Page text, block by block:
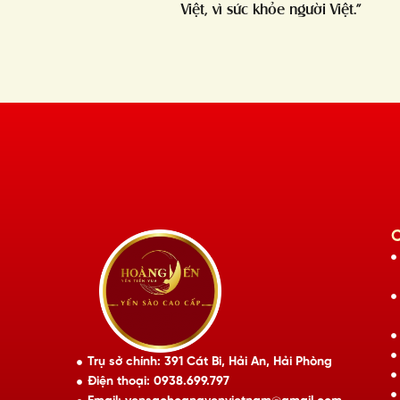
Việt, vì sức khỏe người Việt.”
Trụ sở chính: 391 Cát Bi, Hải An, Hải Phòng
Điện thoại: 0938.699.797